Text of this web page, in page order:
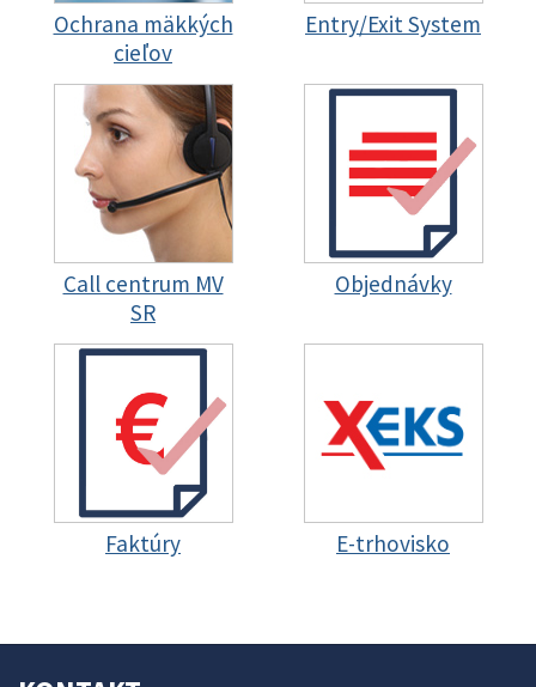
Ochrana mäkkých
cieľov
Entry/Exit System
Call centrum MV
SR
Objednávky
Faktúry E-trhovisko